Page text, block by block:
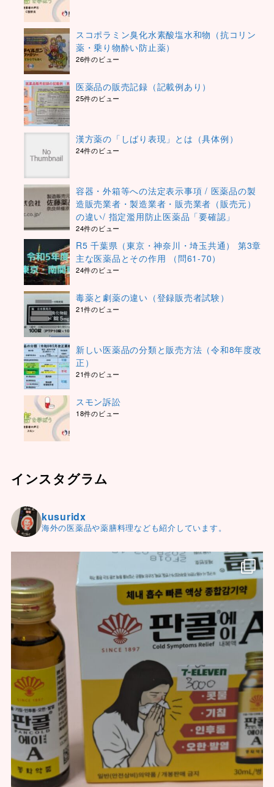
スコポラミン臭化水素酸塩水和物（抗コリン
薬・乗り物酔い防止薬）
26件のビュー
医薬品の販売記録（記載例あり）
25件のビュー
漢方薬の「しばり表現」とは（具体例）
24件のビュー
容器・外箱等への法定表示事項 / 医薬品の製
造販売業者・製造業者・販売業者（販売元）
の違い/ 指定濫用防止医薬品「要確認」
24件のビュー
R5 千葉県（東京・神奈川・埼玉共通） 第3章
主な医薬品とその作用 （問61-70）
24件のビュー
毒薬と劇薬の違い（登録販売者試験）
21件のビュー
新しい医薬品の分類と販売方法（令和8年度改
正）
21件のビュー
スモン訴訟
18件のビュー
インスタグラム
kusuridx
海外の医薬品や薬膳料理なども紹介しています。